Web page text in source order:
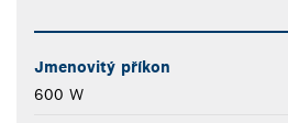
Jmenovitý příkon
600 W